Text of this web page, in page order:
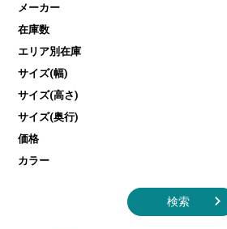
その他OA機器
コートハンガー・ポールハンガー
傘立て
食器棚・キッチンキャビネット
カタログスタンド
オフィスアクセサリーその他
カウンターテーブル
センターテーブル・サイドテーブル
ベンチ・スツール
ソファ
シェルフ
ダストボックス（ゴミ箱）
インテリア家具その他
冷蔵庫・洗濯機
空気清浄機・加湿器
液晶テレビ・モニター類
エアコン
掃除機
季節家電
メーカー
在庫数
エリア別在庫
サイズ(幅)
サイズ(高さ)
サイズ(奥行)
価格
カラー
検索